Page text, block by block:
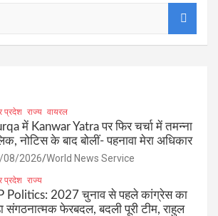
प्रदेश राज्य वायरल
में Kanwar Yatra पर फिर चर्चा में तमन्ना
नोटिस के बाद बोलीं- पहनावा मेरा अधिकार
08/2026 World News Service
प्रदेश राज्य
Politics: 2027 चुनाव से पहले कांग्रेस का
संगठनात्मक फेरबदल, बदली पूरी टीम, राहुल